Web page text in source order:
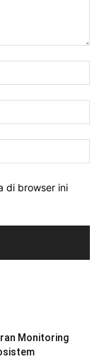
di browser ini
Monitoring